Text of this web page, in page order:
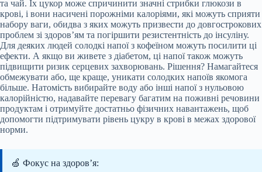
та чай. Їх цукор може спричинити значні стрибки глюкози в
крові, і вони насичені порожніми калоріями, які можуть сприяти
набору ваги, обидва з яких можуть призвести до довгострокових
проблем зі здоров’ям та погіршити резистентність до інсуліну.
Для деяких людей солодкі напої з кофеїном можуть посилити ці
ефекти. А якщо ви живете з діабетом, ці напої також можуть
підвищити ризик серцевих захворювань. Рішення? Намагайтеся
обмежувати або, ще краще, уникати солодких напоїв якомога
більше. Натомість вибирайте воду або інші напої з нульовою
калорійністю, надавайте перевагу багатим на поживні речовини
продуктам і отримуйте достатньо фізичних навантажень, щоб
допомогти підтримувати рівень цукру в крові в межах здорової
норми.
🍏 Фокус на здоров’я: